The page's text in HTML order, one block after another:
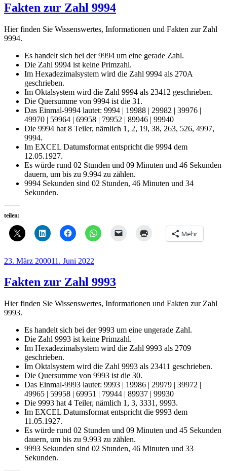
Fakten zur Zahl 9994
Hier finden Sie Wissenswertes, Informationen und Fakten zur Zahl
9994.
Es handelt sich bei der 9994 um eine gerade Zahl.
Die Zahl 9994 ist keine Primzahl.
Im Hexadezimalsystem wird die Zahl 9994 als 270A
geschrieben.
Im Oktalsystem wird die Zahl 9994 als 23412 geschrieben.
Die Quersumme von 9994 ist die 31.
Das Einmal-9994 lautet: 9994 | 19988 | 29982 | 39976 |
49970 | 59964 | 69958 | 79952 | 89946 | 99940
Die 9994 hat 8 Teiler, nämlich 1, 2, 19, 38, 263, 526, 4997,
9994.
Im EXCEL Datumsformat entspricht die 9994 dem
12.05.1927.
Es würde rund 02 Stunden und 09 Minuten und 46 Sekunden
dauern, um bis zu 9.994 zu zählen.
9994 Sekunden sind 02 Stunden, 46 Minuten und 34
Sekunden.
teilen:
Mehr
Veröffentlicht
23. März 200011. Juni 2022
Fakten zur Zahl 9993
Hier finden Sie Wissenswertes, Informationen und Fakten zur Zahl
9993.
Es handelt sich bei der 9993 um eine ungerade Zahl.
Die Zahl 9993 ist keine Primzahl.
Im Hexadezimalsystem wird die Zahl 9993 als 2709
geschrieben.
Im Oktalsystem wird die Zahl 9993 als 23411 geschrieben.
Die Quersumme von 9993 ist die 30.
Das Einmal-9993 lautet: 9993 | 19986 | 29979 | 39972 |
49965 | 59958 | 69951 | 79944 | 89937 | 99930
Die 9993 hat 4 Teiler, nämlich 1, 3, 3331, 9993.
Im EXCEL Datumsformat entspricht die 9993 dem
11.05.1927.
Es würde rund 02 Stunden und 09 Minuten und 45 Sekunden
dauern, um bis zu 9.993 zu zählen.
9993 Sekunden sind 02 Stunden, 46 Minuten und 33
Sekunden.